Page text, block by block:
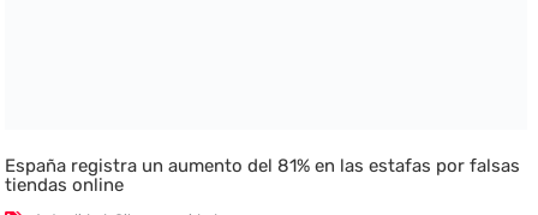
España registra un aumento del 81% en las estafas por falsas
tiendas online